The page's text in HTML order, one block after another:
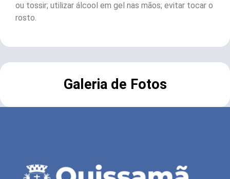
ou tossir; utilizar álcool em gel nas mãos; evitar tocar o
rosto.
Galeria de Fotos